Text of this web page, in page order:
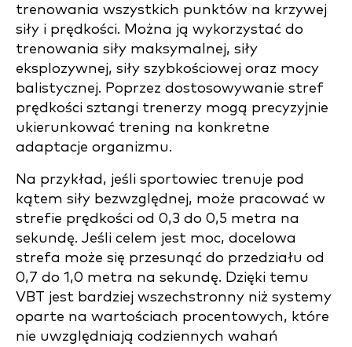
trenowania wszystkich punktów na krzywej
siły i prędkości. Można ją wykorzystać do
trenowania siły maksymalnej, siły
eksplozywnej, siły szybkościowej oraz mocy
balistycznej. Poprzez dostosowywanie stref
prędkości sztangi trenerzy mogą precyzyjnie
ukierunkować trening na konkretne
adaptacje organizmu.
Na przykład, jeśli sportowiec trenuje pod
kątem siły bezwzględnej, może pracować w
strefie prędkości od 0,3 do 0,5 metra na
sekundę. Jeśli celem jest moc, docelowa
strefa może się przesunąć do przedziału od
0,7 do 1,0 metra na sekundę. Dzięki temu
VBT jest bardziej wszechstronny niż systemy
oparte na wartościach procentowych, które
nie uwzględniają codziennych wahań